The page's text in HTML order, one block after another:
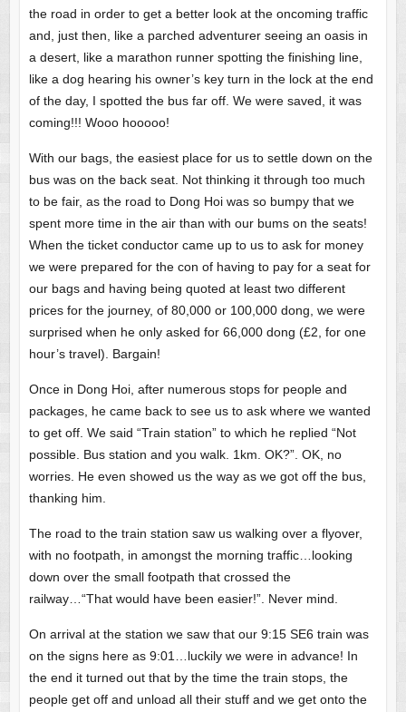
the road in order to get a better look at the oncoming traffic
and, just then, like a parched adventurer seeing an oasis in
a desert, like a marathon runner spotting the finishing line,
like a dog hearing his owner’s key turn in the lock at the end
of the day, I spotted the bus far off. We were saved, it was
coming!!! Wooo hooooo!
With our bags, the easiest place for us to settle down on the
bus was on the back seat. Not thinking it through too much
to be fair, as the road to Dong Hoi was so bumpy that we
spent more time in the air than with our bums on the seats!
When the ticket conductor came up to us to ask for money
we were prepared for the con of having to pay for a seat for
our bags and having being quoted at least two different
prices for the journey, of 80,000 or 100,000 dong, we were
surprised when he only asked for 66,000 dong (£2, for one
hour’s travel). Bargain!
Once in Dong Hoi, after numerous stops for people and
packages, he came back to see us to ask where we wanted
to get off. We said “Train station” to which he replied “Not
possible. Bus station and you walk. 1km. OK?”. OK, no
worries. He even showed us the way as we got off the bus,
thanking him.
The road to the train station saw us walking over a flyover,
with no footpath, in amongst the morning traffic…looking
down over the small footpath that crossed the
railway…“That would have been easier!”. Never mind.
On arrival at the station we saw that our 9:15 SE6 train was
on the signs here as 9:01…luckily we were in advance! In
the end it turned out that by the time the train stops, the
people get off and unload all their stuff and we get onto the